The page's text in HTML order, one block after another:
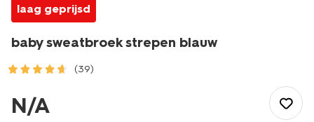
laag geprijsd
baby sweatbroek strepen blauw
(39)
broeken/baby-
sweatbroek-
N/A